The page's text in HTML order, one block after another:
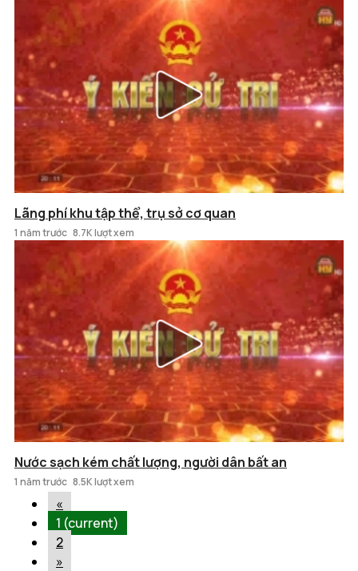
Lãng phí khu tập thể, trụ sở cơ quan
1 năm trước 8.7K lượt xem
Nước sạch kém chất lượng, người dân bất an
1 năm trước 8.5K lượt xem
«
1 (current)
2
»